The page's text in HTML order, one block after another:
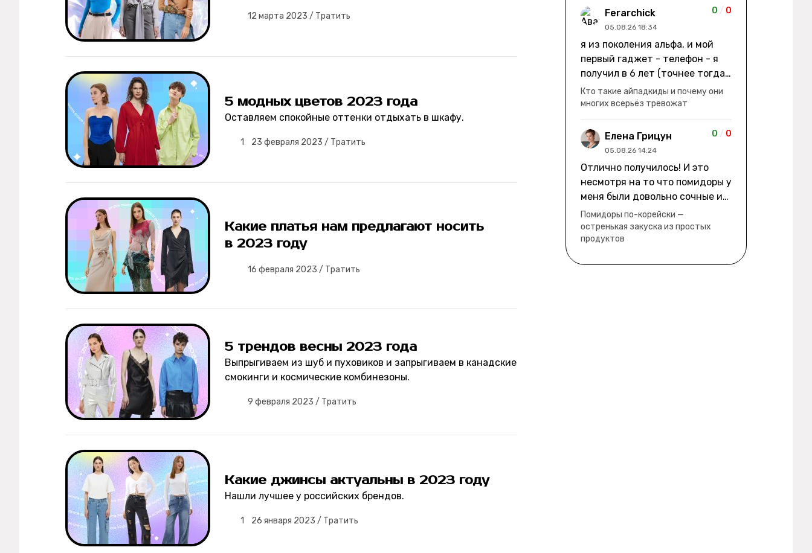
12 марта 2023 / Тратить
5 модных цветов 2023 года
Оставляем спокойные оттенки отдыхать в шкафу.
1 23 февраля 2023 / Тратить
Какие платья нам предлагают носить
в 2023 году
16 февраля 2023 / Тратить
5 трендов весны 2023 года
Выпрыгиваем из шуб и пуховиков и запрыгиваем в канадские
смокинги и космические комбинезоны.
9 февраля 2023 / Тратить
Какие джинсы актуальны в 2023 году
Нашли лучшее у российских брендов.
1 26 января 2023 / Тратить
сексом ради удовольствия, а
не для зачатия" - героиня уже
ее побега из общины. не в
первый раз замечаю такие
косяки. с ИИ пишете? :)
Ferarchick
05.08.26 18:34
0 / 0
я из поколения альфа, и мой
первый гаджет - телефон - я
получил в 6 лет (точнее тогда
мне уже было почти 7), потом
его отобрали и я просто
смотрел телик, потом мне
подарили ноутбук, который у
меня до сих пор. ну а в этом
уже другую модель т.к та была
старая и пароль я от него
забыл
Кто такие айпадкиды и почему они
многих всерьёз тревожат
Елена Грицун
05.08.26 14:24
0 / 0
Отлично получилось! И это
несмотря на то что помидоры у
меня были довольно сочные и
водянистые. Ну, зато теперь
полно острой салатной жижи ))
Помидоры по-корейски —
остренькая закуска из простых
продуктов